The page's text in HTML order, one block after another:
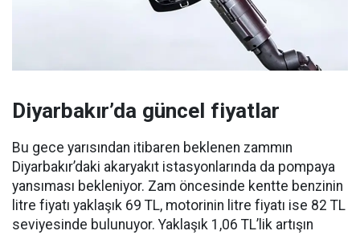
Diyarbakır’da güncel fiyatlar
Bu gece yarısından itibaren beklenen zammın
Diyarbakır’daki akaryakıt istasyonlarında da pompaya
yansıması bekleniyor. Zam öncesinde kentte benzinin
litre fiyatı yaklaşık 69 TL, motorinin litre fiyatı ise 82 TL
seviyesinde bulunuyor. Yaklaşık 1,06 TL’lik artışın